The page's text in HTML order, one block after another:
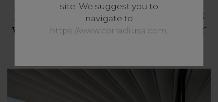
site. We suggest you to
navigate to
https://www.corradiusa.com.
Pergotenda®: alle ins en outs
van de gepatenteerde outdoor